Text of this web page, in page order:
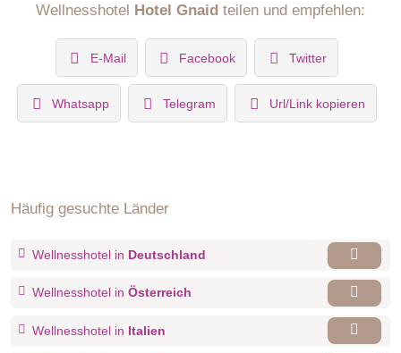
Wellnesshotel Hotel Gnaid teilen und empfehlen:
E-Mail Facebook Twitter
Whatsapp Telegram Url/Link kopieren
Häufig gesuchte Länder
Wellnesshotel in Deutschland
Wellnesshotel in Österreich
Wellnesshotel in Italien